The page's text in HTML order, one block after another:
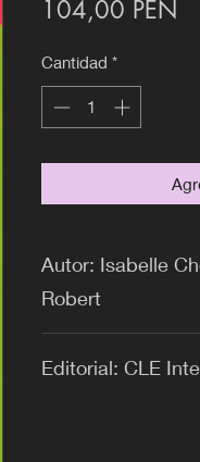
104,00 PEN
Cantidad *
Autor: Isabelle
Robert
Editorial: CLE